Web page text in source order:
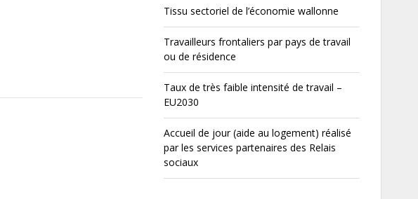
Tissu sectoriel de l’économie wallonne
Travailleurs frontaliers par pays de travail
ou de résidence
Taux de très faible intensité de travail –
EU2030
Accueil de jour (aide au logement) réalisé
par les services partenaires des Relais
sociaux